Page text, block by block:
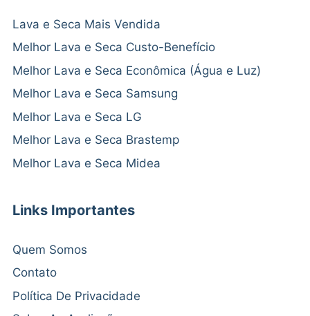
Lava e Seca Mais Vendida
Melhor Lava e Seca Custo-Benefício
Melhor Lava e Seca Econômica (Água e Luz)
Melhor Lava e Seca Samsung
Melhor Lava e Seca LG
Melhor Lava e Seca Brastemp
Melhor Lava e Seca Midea
Links Importantes
Quem Somos
Contato
Política De Privacidade